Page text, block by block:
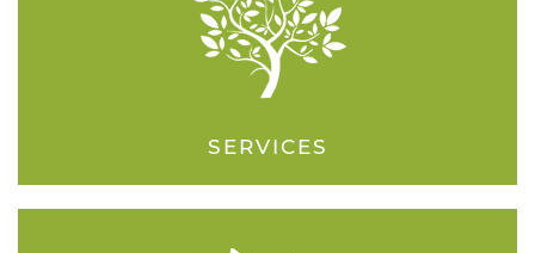
SERVICES